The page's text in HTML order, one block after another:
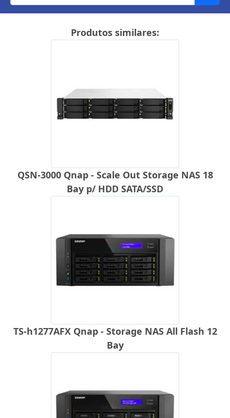
Produtos similares:
QSN-3000 Qnap - Scale Out Storage NAS 18
Bay p/ HDD SATA/SSD
TS-h1277AFX Qnap - Storage NAS All Flash 12
Bay